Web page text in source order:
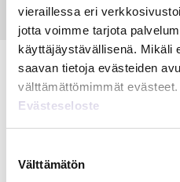
vieraillessa eri
jotta voimme tarjota
käyttäjäystävällisenä. Mikäli
saavan tietoja evästeiden
välttämättömimmät evästeet.
Evästeseloste
valinta
Välttämätön
Lue